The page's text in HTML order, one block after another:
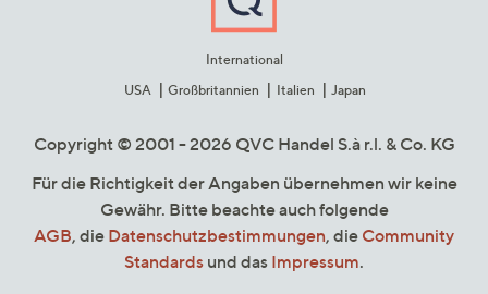
International
USA
Großbritannien Italien Japan
Copyright © 2001 - 2026 QVC Handel S.à r.l. & Co. KG
Für die Richtigkeit der Angaben übernehmen wir keine
Gewähr. Bitte beachte auch folgende
AGB, die Datenschutzbestimmungen, die Community
Standards und das Impressum.